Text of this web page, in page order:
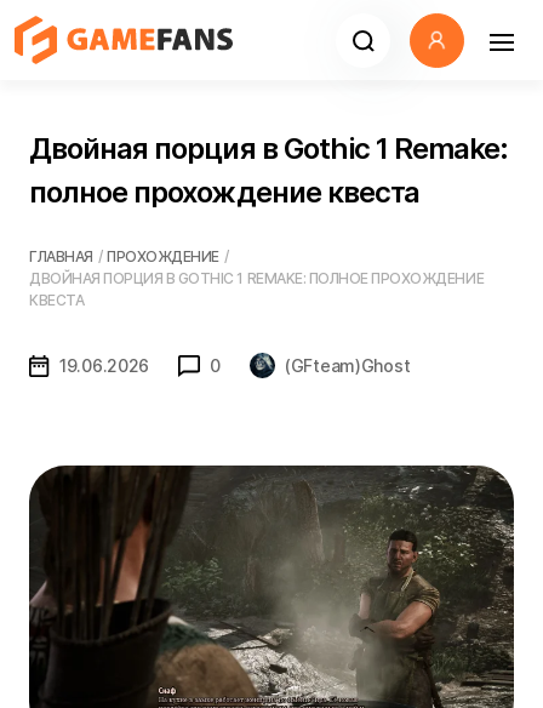
Двойная порция в Gothic 1 Remake:
полное прохождение квеста
ГЛАВНАЯ / ПРОХОЖДЕНИЕ /
ДВОЙНАЯ ПОРЦИЯ В GOTHIC 1 REMAKE: ПОЛНОЕ ПРОХОЖДЕНИЕ
КВЕСТА
19.06.2026 0 (GFteam)Ghost